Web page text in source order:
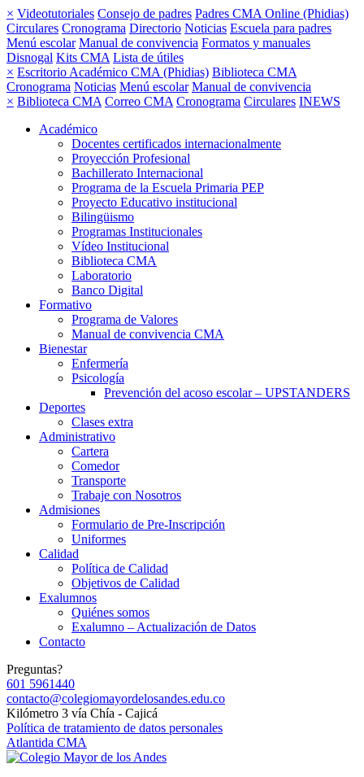
× Videotutoriales Consejo de padres Padres CMA Online (Phidias)
Circulares Cronograma Directorio Noticias Escuela para padres
Menú escolar Manual de convivencia Formatos y manuales
Disnogal Kits CMA Lista de útiles
× Escritorio Académico CMA (Phidias) Biblioteca CMA
Cronograma Noticias Menú escolar Manual de convivencia
× Biblioteca CMA Correo CMA Cronograma Circulares INEWS
Académico
Docentes certificados internacionalmente
Proyección Profesional
Bachillerato Internacional
Programa de la Escuela Primaria PEP
Proyecto Educativo institucional
Bilingüismo
Programas Institucionales
Vídeo Institucional
Biblioteca CMA
Laboratorio
Banco Digital
Formativo
Programa de Valores
Manual de convivencia CMA
Bienestar
Enfermería
Psicología
Prevención del acoso escolar – UPSTANDERS
Deportes
Clases extra
Administrativo
Cartera
Comedor
Transporte
Trabaje con Nosotros
Admisiones
Formulario de Pre-Inscripción
Uniformes
Calidad
Política de Calidad
Objetivos de Calidad
Exalumnos
Quiénes somos
Exalumno – Actualización de Datos
Contacto
Preguntas?
601 5961440
contacto@colegiomayordelosandes.edu.co
Kilómetro 3 vía Chía - Cajicá
Política de tratamiento de datos personales
Atlantida CMA